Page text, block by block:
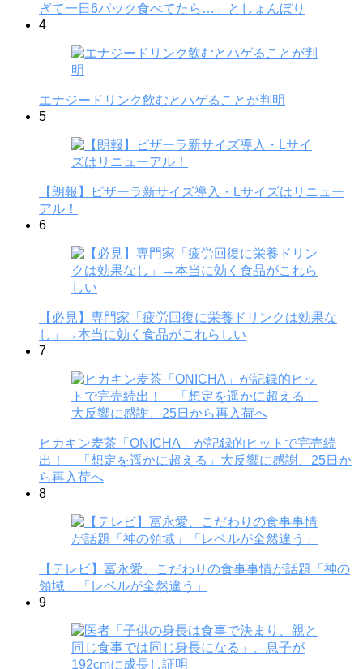
ぎて一日6パック食べてたら…」としょんぼり
4
エナジードリンク飲むとハゲることが判明
5
【朗報】ピザーラ新サイズ導入・Lサイズはリニュー
アル！
6
【必見】専門家「疲労回復に栄養ドリンクは効果な
し」→本当に効く食品がこれらしい
7
ヒカキン麦茶「ONICHA」が記録的ヒットで完売続
出！ 「想定を遥かに超える」大反響に感謝、25日か
ら再入荷へ
8
【テレビ】冨永愛、こだわりの食事事情が話題「神の
領域」「レベルが全然違う」
9